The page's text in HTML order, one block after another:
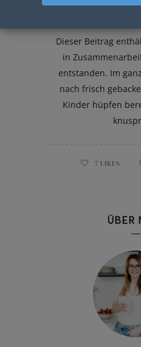
Dieser Beitrag
in
entstanden. Im
nach frisch
Kinder hüpfen
7 LIKES
ÜBER